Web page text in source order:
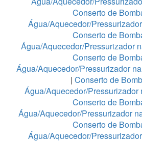
Conserto de
Água/Aquecedor/
Conserto de
Água/Aquecedor/Pressurizador
Conserto de
Água/Aquecedor/Pressurizador
| Conserto de
Água/Aquecedor/Pressurizador
Conserto de
Água/Aquecedor/Pressurizador
Conserto de
Água/Aquecedor/